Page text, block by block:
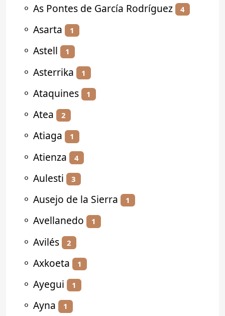
⚬ As Pontes de García Rodríguez 4
⚬ Asarta 1
⚬ Astell 1
⚬ Asterrika 1
⚬ Ataquines 1
⚬ Atea 2
⚬ Atiaga 1
⚬ Atienza 4
⚬ Aulesti 3
⚬ Ausejo de la Sierra 1
⚬ Avellanedo 1
⚬ Avilés 2
⚬ Axkoeta 1
⚬ Ayegui 1
⚬ Ayna 1